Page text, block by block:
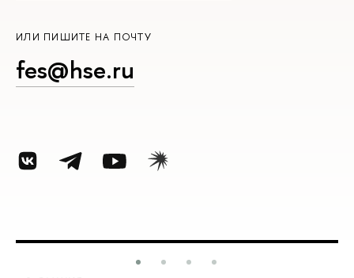
ИЛИ ПИШИТЕ НА ПОЧТУ
fes@hse.ru